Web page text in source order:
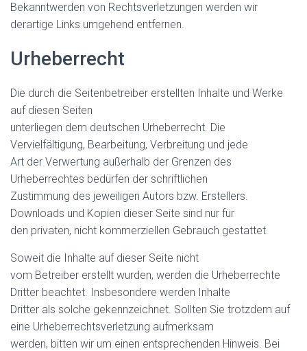
Bekanntwerden von Rechtsverletzungen werden wir
derartige Links umgehend entfernen.
Urheberrecht
Die durch die Seitenbetreiber erstellten Inhalte und Werke
auf diesen Seiten
unterliegen dem deutschen Urheberrecht. Die
Vervielfältigung, Bearbeitung, Verbreitung und jede
Art der Verwertung außerhalb der Grenzen des
Urheberrechtes bedürfen der schriftlichen
Zustimmung des jeweiligen Autors bzw. Erstellers.
Downloads und Kopien dieser Seite sind nur für
den privaten, nicht kommerziellen Gebrauch gestattet.
Soweit die Inhalte auf dieser Seite nicht
vom Betreiber erstellt wurden, werden die Urheberrechte
Dritter beachtet. Insbesondere werden Inhalte
Dritter als solche gekennzeichnet. Sollten Sie trotzdem auf
eine Urheberrechtsverletzung aufmerksam
werden, bitten wir um einen entsprechenden Hinweis. Bei